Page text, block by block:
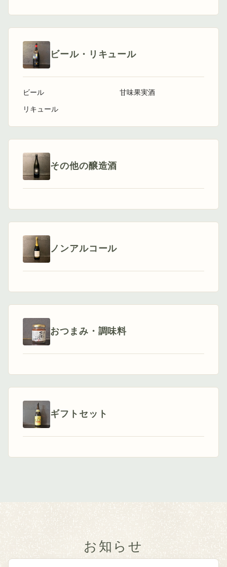
ビール・リキュール
ビール
リキュール
甘味果実酒
その他の醸造酒
ノンアルコール
おつまみ・調味料
ギフトセット
お知らせ